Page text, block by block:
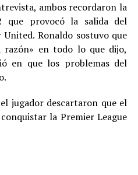
ambos recordaron la
que provocó la salida del
Ronaldo sostuvo que
razón» en todo lo que dijo,
en que los problemas del
jugador descartaron que el
la Premier League